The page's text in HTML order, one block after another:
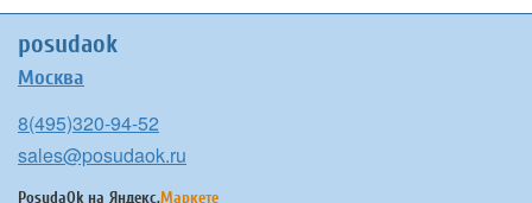
posudaok
Москва
8(495)320-94-52
sales@posudaok.ru
PosudaOk на Яндекс.Маркете